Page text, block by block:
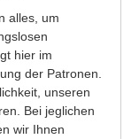
alles, um
hier im
der Patronen.
unseren
Bei jeglichen
wir Ihnen